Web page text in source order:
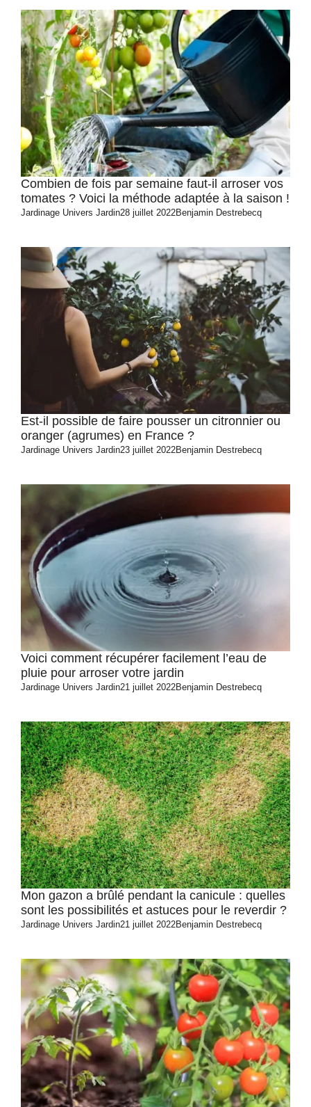
Combien de fois par semaine faut-il arroser vos
tomates ? Voici la méthode adaptée à la saison !
Jardinage Univers Jardin28 juillet 2022Benjamin Destrebecq
Est-il possible de faire pousser un citronnier ou
oranger (agrumes) en France ?
Jardinage Univers Jardin23 juillet 2022Benjamin Destrebecq
Voici comment récupérer facilement l’eau de
pluie pour arroser votre jardin
Jardinage Univers Jardin21 juillet 2022Benjamin Destrebecq
Mon gazon a brûlé pendant la canicule : quelles
sont les possibilités et astuces pour le reverdir ?
Jardinage Univers Jardin21 juillet 2022Benjamin Destrebecq